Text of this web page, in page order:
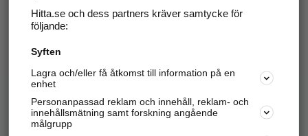
Hitta.se - Gratis nummerupplysning.
Sök företag, personer och platser.
Hitta telefonnummer, adresser, företagsinfo mm.
Hitta.se och dess partners kräver samtycke för
följande:
Syften
Lagra och/eller få åtkomst till information på en
enhet
Personanpassad reklam och innehåll, reklam- och
innehållsmätning samt forskning angående
målgrupp